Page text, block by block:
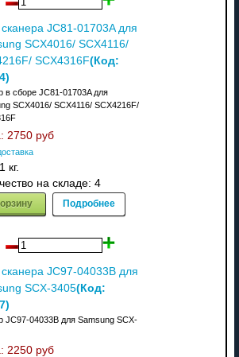
сканера JC81-01703A для
SCX4016/ SCX4116/
SCX4316F(Код:
)
в сборе JC81-01703A для
SCX4016/ SCX4116/ SCX4216F/
2750 руб
1 кг.
на складе: 4
Подробнее
сканера JC97-04033B для
SCX-3405(Код:
)
JC97-04033B для Samsung SCX-
2250 руб